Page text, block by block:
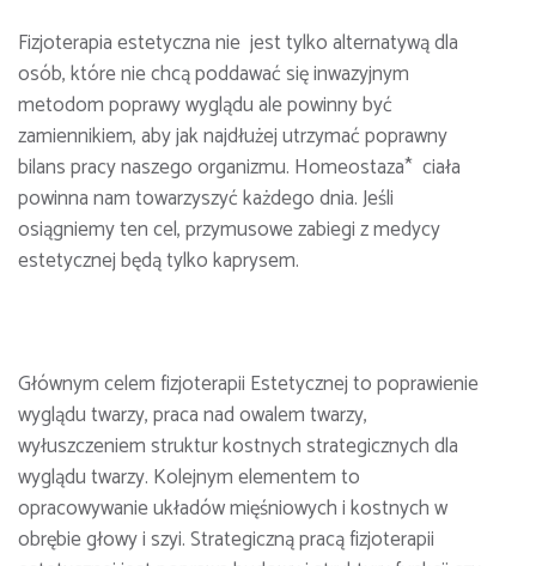
Fizjoterapia estetyczna nie jest tylko alternatywą dla
osób, które nie chcą poddawać się inwazyjnym
metodom poprawy wyglądu ale powinny być
zamiennikiem, aby jak najdłużej utrzymać poprawny
bilans pracy naszego organizmu. Homeostaza* ciała
powinna nam towarzyszyć każdego dnia. Jeśli
osiągniemy ten cel, przymusowe zabiegi z medycy
estetycznej będą tylko kaprysem.
Głównym celem fizjoterapii Estetycznej to poprawienie
wyglądu twarzy, praca nad owalem twarzy,
wyłuszczeniem struktur kostnych strategicznych dla
wyglądu twarzy. Kolejnym elementem to
opracowywanie układów mięśniowych i kostnych w
obrębie głowy i szyi. Strategiczną pracą fizjoterapii